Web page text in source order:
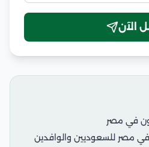
الآن
في مصر
في مصر للسعوديين والوافدين